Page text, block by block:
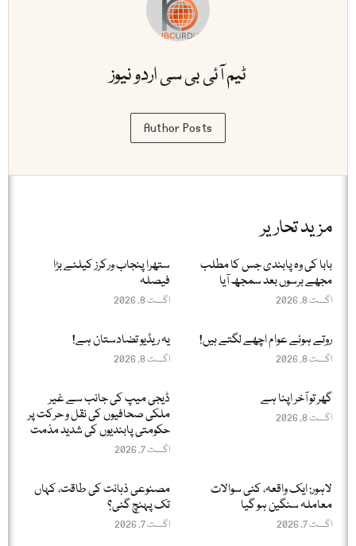
ٹیم آئی بی سی اردو نیوز
Author Posts
مزید تحاریر
بابا کی وہ پابندی جس کا مطلب
مجھے برسوں بعد سمجھ آیا
اگست 8, 2026
ستھرا پنجاب ورکرز کیلئے بڑا
فیصلہ
اگست 8, 2026
روتے ہوئے عوام اچھے لگتے ہیں!
اگست 8, 2026
یہ ریڈیو تضادستان ہے!
اگست 8, 2026
گھر تو آخر اپنا ہے
اگست 8, 2026
ڈیجی میپ کی جانب سے غیر
ملکی صحافیوں کی نقل و حرکت پر
حکومتی پابندیوں کی شدید مذمت
اگست 7, 2026
لاہور: ایک واقعہ، کئی سوالات
معاملہ سنگین ہو گیا
اگست 7, 2026
مصنوعی ذہانت کی طاقت، کہاں
تک پہنچ گئی؟
اگست 7, 2026